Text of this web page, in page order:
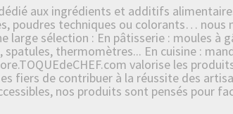
aux ingrédients et additifs
poudres techniques ou colorants…
large sélection : En pâtisserie : moules à
thermomètres... En cuisine :
valorise les
fiers de contribuer à la réussite des
nos produits sont pensés pour